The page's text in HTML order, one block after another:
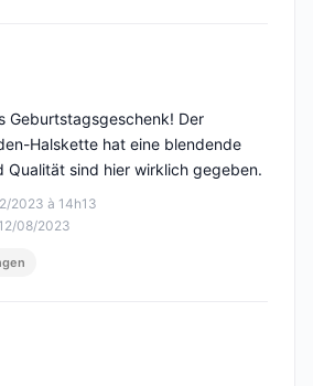
5
2023 à 14h13
08/2023
Geburtstagsgeschenk! Der
Halskette hat eine blendende
Qualität sind hier wirklich gegeben.
5